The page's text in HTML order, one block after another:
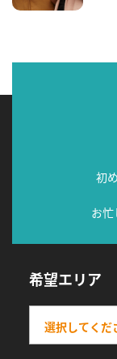
初
お忙
希望エリア